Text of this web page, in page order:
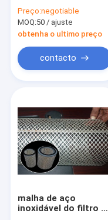
CF1140 do
polipropileno
Preço:negotiable
MOQ:50 / ajuste
obtenha o ultimo preço
contacto
malha de aço
inoxidável do filtro da